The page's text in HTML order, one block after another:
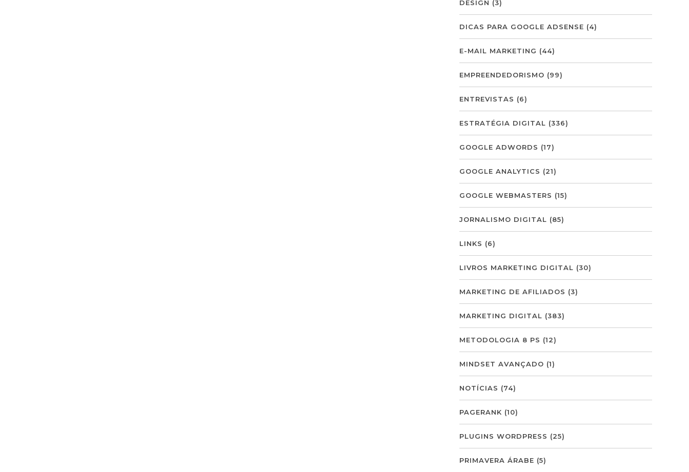
DESIGN (3)
DICAS PARA GOOGLE ADSENSE (4)
E-MAIL MARKETING (44)
EMPREENDEDORISMO (99)
ENTREVISTAS (6)
ESTRATÉGIA DIGITAL (336)
GOOGLE ADWORDS (17)
GOOGLE ANALYTICS (21)
GOOGLE WEBMASTERS (15)
JORNALISMO DIGITAL (85)
LINKS (6)
LIVROS MARKETING DIGITAL (30)
MARKETING DE AFILIADOS (3)
MARKETING DIGITAL (383)
METODOLOGIA 8 PS (12)
MINDSET AVANÇADO (1)
NOTÍCIAS (74)
PAGERANK (10)
PLUGINS WORDPRESS (25)
PRIMAVERA ÁRABE (5)